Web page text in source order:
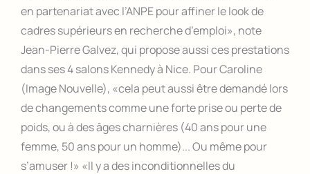
en partenariat avec l’ANPE pour affiner le look de
cadres supérieurs en recherche d’emploi», note
Jean-Pierre Galvez, qui propose aussi ces prestations
dans ses 4 salons Kennedy à Nice. Pour Caroline
(Image Nouvelle), «cela peut aussi être demandé lors
de changements comme une forte prise ou perte de
poids, ou à des âges charnières (40 ans pour une
femme, 50 ans pour un homme)... Ou même pour
s’amuser !» «Il y a des inconditionnelles du